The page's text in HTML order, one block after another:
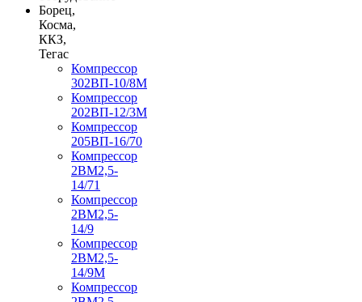
Борец,
Косма,
ККЗ,
Тегас
Компрессор
302ВП-10/8М
Компрессор
202ВП-12/3М
Компрессор
205ВП-16/70
Компрессор
2ВМ2,5-
14/71
Компрессор
2ВМ2,5-
14/9
Компрессор
2ВМ2,5-
14/9М
Компрессор